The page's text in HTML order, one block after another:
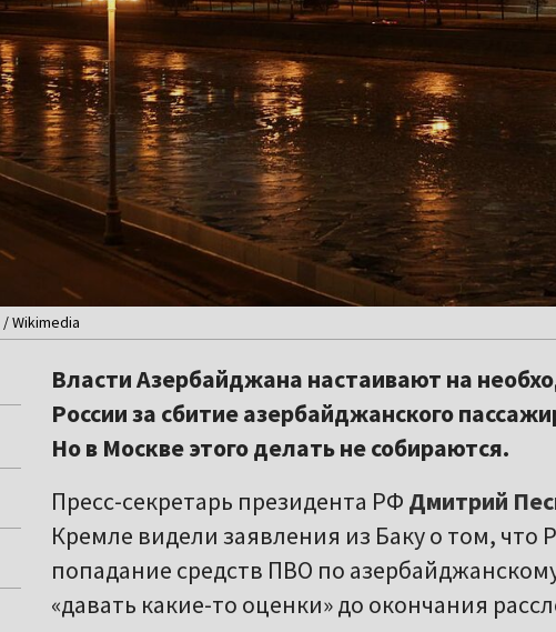
Wikimedia
Власти Азербайджана настаивают на
России за сбитие азербайджанского
Но в Москве этого делать не собираются.
Пресс-секретарь президента РФ Дмитрий
Кремле видели заявления из Баку о том, что
попадание средств ПВО по
«давать какие-то оценки» до окончания